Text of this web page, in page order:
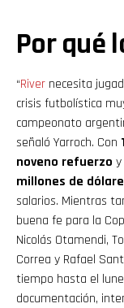
Por qué
“River necesita
crisis futbolística
campeonato
señaló Yarroch. Con
noveno refuerzo
millones de
salarios. Mientras
buena fe para la
Nicolás Otamendi,
Correa y Rafael
tiempo hasta el
documentación,